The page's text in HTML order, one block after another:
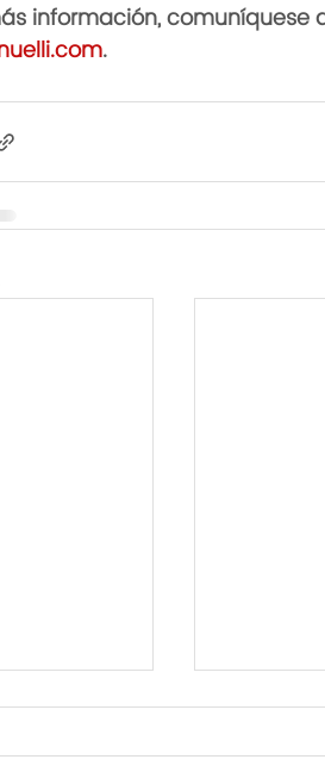
información,
.